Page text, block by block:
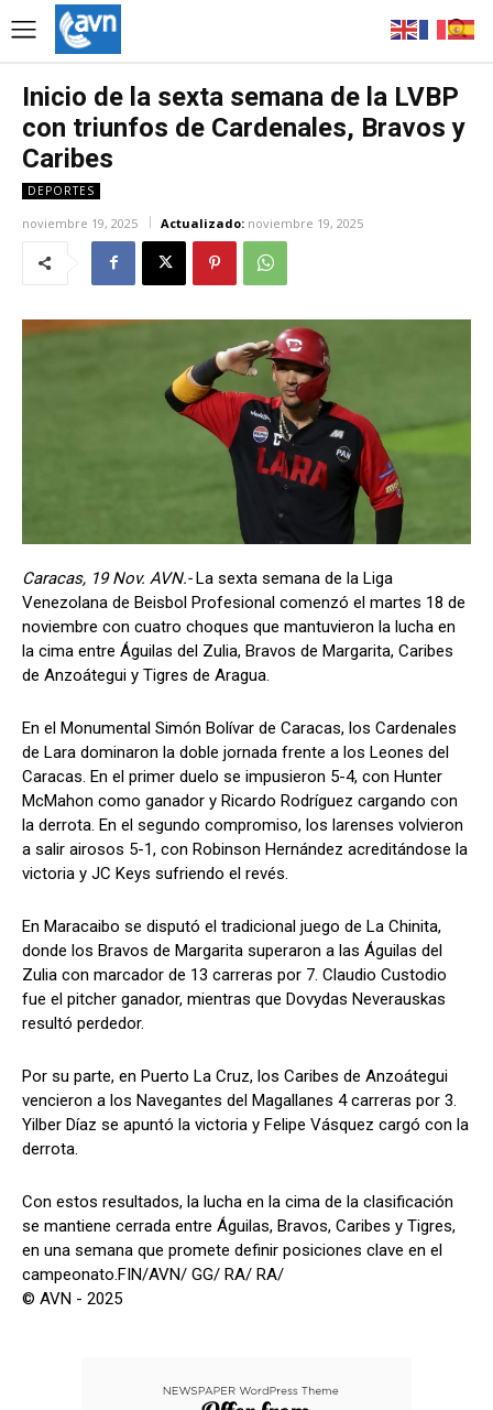
Inicio de la sexta semana de la LVBP
con triunfos de Cardenales, Bravos y
Caribes
DEPORTES
noviembre 19, 2025 Actualizado: noviembre 19, 2025
Caracas, 19 Nov. AVN.-La sexta semana de la Liga
Venezolana de Beisbol Profesional comenzó el martes 18 de
noviembre con cuatro choques que mantuvieron la lucha en
la cima entre Águilas del Zulia, Bravos de Margarita, Caribes
de Anzoátegui y Tigres de Aragua.
En el Monumental Simón Bolívar de Caracas, los Cardenales
de Lara dominaron la doble jornada frente a los Leones del
Caracas. En el primer duelo se impusieron 5-4, con Hunter
McMahon como ganador y Ricardo Rodríguez cargando con
la derrota. En el segundo compromiso, los larenses volvieron
a salir airosos 5-1, con Robinson Hernández acreditándose la
victoria y JC Keys sufriendo el revés.
En Maracaibo se disputó el tradicional juego de La Chinita,
donde los Bravos de Margarita superaron a las Águilas del
Zulia con marcador de 13 carreras por 7. Claudio Custodio
fue el pitcher ganador, mientras que Dovydas Neverauskas
resultó perdedor.
Por su parte, en Puerto La Cruz, los Caribes de Anzoátegui
vencieron a los Navegantes del Magallanes 4 carreras por 3.
Yilber Díaz se apuntó la victoria y Felipe Vásquez cargó con la
derrota.
Con estos resultados, la lucha en la cima de la clasificación
se mantiene cerrada entre Águilas, Bravos, Caribes y Tigres,
en una semana que promete definir posiciones clave en el
campeonato.FIN/AVN/ GG/ RA/ RA/
© AVN - 2025